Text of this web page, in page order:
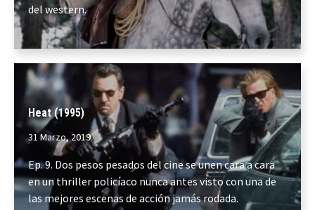
del western.
Heat (1995)
31 Marzo, 2019
Ep. 9. Dos pesos pesados del cine se unen cara a cara
en un thriller policíaco nunca antes visto con una de
las mejores escenas de acción jamás rodada.